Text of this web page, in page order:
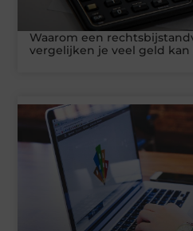
Waarom een
vergelijken je veel geld kan